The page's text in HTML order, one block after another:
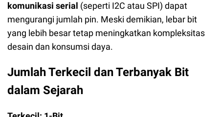
komunikasi serial (seperti I2C atau SPI) dapat
mengurangi jumlah pin. Meski demikian, lebar bit
yang lebih besar tetap meningkatkan kompleksitas
desain dan konsumsi daya.
Jumlah Terkecil dan Terbanyak Bit
dalam Sejarah